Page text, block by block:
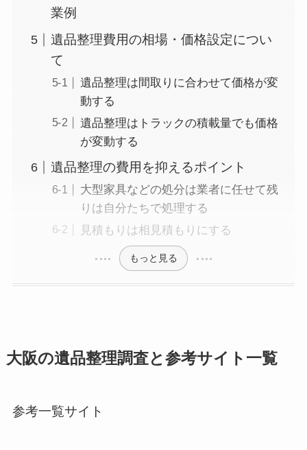
業例
遺品整理費用の相場・価格設定につい
て
遺品整理は間取りに合わせて価格が変
動する
遺品整理はトラックの積載量でも価格
が変動する
遺品整理の費用を抑えるポイント
大型家具などの処分は業者に任せて残
りは自分たちで処理する
見積もりは相見積もりにする
もっと見る
大阪の遺品整理調査と参考サイト一覧
参考一覧サイト